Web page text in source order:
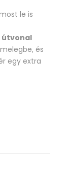
le is
útvonal
és
egy extra